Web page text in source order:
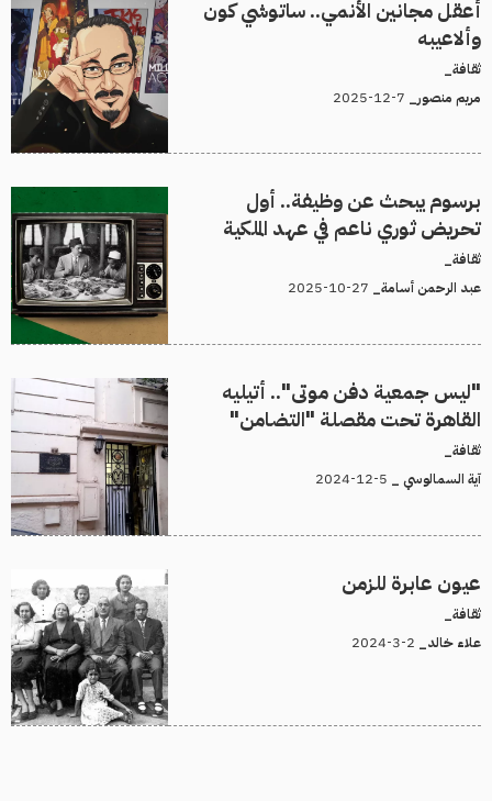
أعقل مجانين الأنمي.. ساتوشي كون
وألاعيبه
ثقافة_
مريم منصور_
برسوم يبحث عن وظيفة.. أول
تحريض ثوري ناعم في عهد الملكية
ثقافة_
عبد الرحمن أسامة_
"ليس جمعية دفن موتى".. أتيليه
القاهرة تحت مقصلة "التضامن"
ثقافة_
آية السمالوسي _
عيون عابرة للزمن
ثقافة_
علاء خالد_